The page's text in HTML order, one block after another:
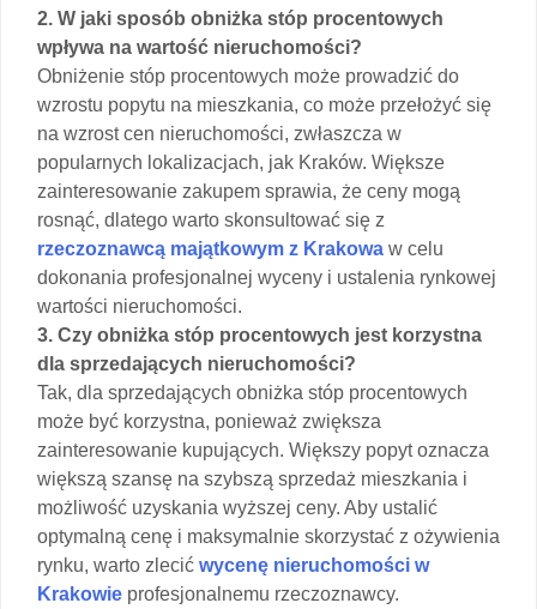
2. W jaki sposób obniżka stóp procentowych
wpływa na wartość nieruchomości?
Obniżenie stóp procentowych może prowadzić do
wzrostu popytu na mieszkania, co może przełożyć się
na wzrost cen nieruchomości, zwłaszcza w
popularnych lokalizacjach, jak Kraków. Większe
zainteresowanie zakupem sprawia, że ceny mogą
rosnąć, dlatego warto skonsultować się z
rzeczoznawcą majątkowym z Krakowa w celu
dokonania profesjonalnej wyceny i ustalenia rynkowej
wartości nieruchomości.
3. Czy obniżka stóp procentowych jest korzystna
dla sprzedających nieruchomości?
Tak, dla sprzedających obniżka stóp procentowych
może być korzystna, ponieważ zwiększa
zainteresowanie kupujących. Większy popyt oznacza
większą szansę na szybszą sprzedaż mieszkania i
możliwość uzyskania wyższej ceny. Aby ustalić
optymalną cenę i maksymalnie skorzystać z ożywienia
rynku, warto zlecić wycenę nieruchomości w
Krakowie profesjonalnemu rzeczoznawcy.